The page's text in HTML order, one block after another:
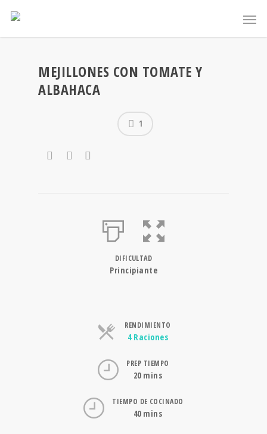
MEJILLONES CON TOMATE Y
ALBAHACA
1
DIFICULTAD
Principiante
RENDIMIENTO
4 RacionesRaciones
PREP TIEMPO
20 mins
TIEMPO DE COCINADO
40 mins